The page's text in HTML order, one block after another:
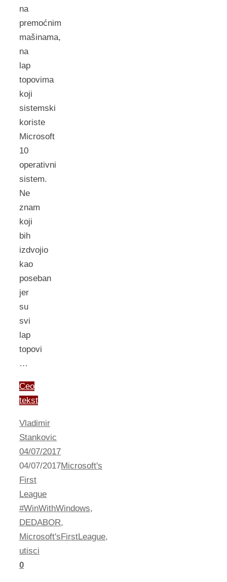
na
premoćnim
mašinama,
na
lap
topovima
koji
sistemski
koriste
Microsoft
10
operativni
sistem.
Ne
znam
koji
bih
izdvojio
kao
poseban
jer
su
svi
lap
topovi
…
Ceo
tekst
Vladimir
Stankovic
04/07/2017
04/07/2017Microsoft's
First
League
#WinWithWindows,
DEDABOR,
Microsoft'sFirstLeague,
utisci
0